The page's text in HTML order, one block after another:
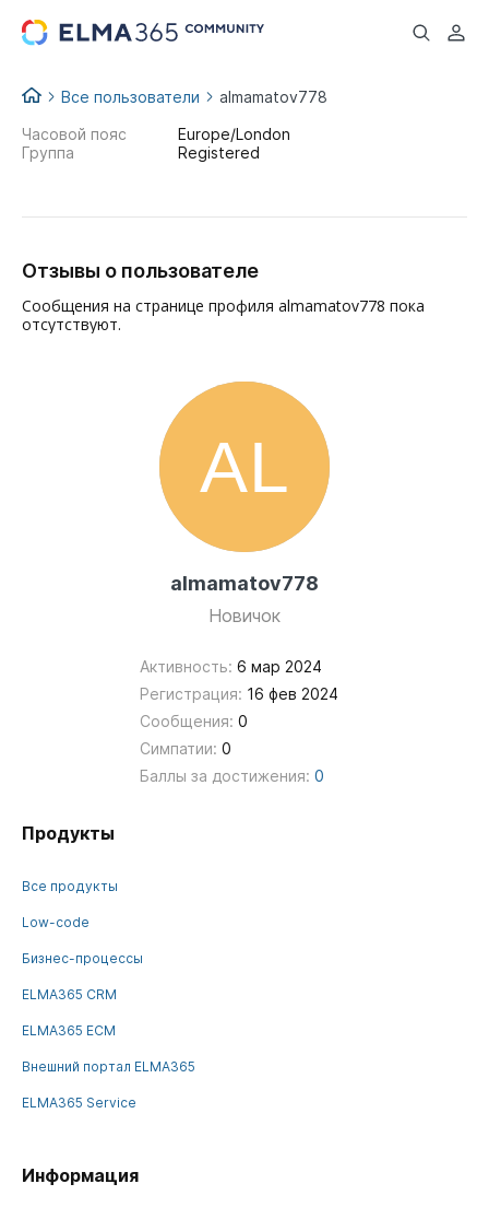
...
Все пользователи almamatov778
almamatov778
Новичок
Активность: 6 мар 2024
Регистрация: 16 фев 2024
Сообщения: 0
Симпатии: 0
Баллы за достижения: 0
Часовой пояс
Europe/London
Группа
Registered
Отзывы о пользователе
Сообщения на странице профиля almamatov778 пока
отсутствуют.
Продукты
Все продукты
Low-code
Бизнес-процессы
ELMA365 CRM
ELMA365 ECM
Внешний портал ELMA365
ELMA365 Service
Информация